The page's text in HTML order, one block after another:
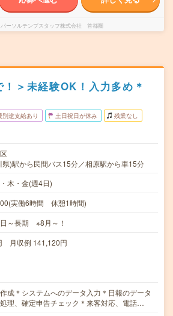
パーソルテンプスタッフ株式会社 首都圏
＞未経験OK！入力多め＊
別途支給あり 土日祝日が休み 残業なし
県)駅から民間バス15分／相原駅から車15分
木・金(週4日)
実働6時間 休憩1時間)
日～長期 ※8月～！
月収例 141,120円
成＊システムへのデータ入力＊日報のデータ
理、確定申告チェック＊来客対応、電話…